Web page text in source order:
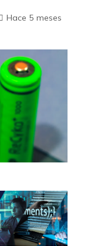
Hace 5 meses